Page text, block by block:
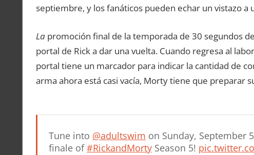
septiembre, y los fanáticos pueden echar un vistazo a
Lapromoción final de la temporada de 30 segundos de
portal de Rick a dar una vuelta. Cuando regresa al
portal tiene un marcador para indicar la cantidad de
arma ahora está casi vacía, Morty tiene que preparar
Tune into @adultswim on Sunday, September
finale of#RickandMorty Season 5!